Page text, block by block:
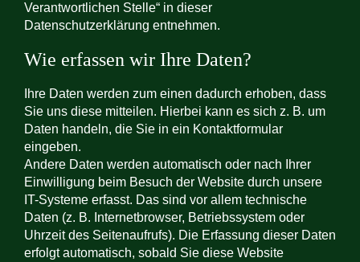
Verantwortlichen Stelle“ in dieser
Datenschutzerklärung entnehmen.
Wie erfassen wir Ihre Daten?
Ihre Daten werden zum einen dadurch erhoben, dass
Sie uns diese mitteilen. Hierbei kann es sich z. B. um
Daten handeln, die Sie in ein Kontaktformular
eingeben.
Andere Daten werden automatisch oder nach Ihrer
Einwilligung beim Besuch der Website durch unsere
IT-Systeme erfasst. Das sind vor allem technische
Daten (z. B. Internetbrowser, Betriebssystem oder
Uhrzeit des Seitenaufrufs). Die Erfassung dieser Daten
erfolgt automatisch, sobald Sie diese Website